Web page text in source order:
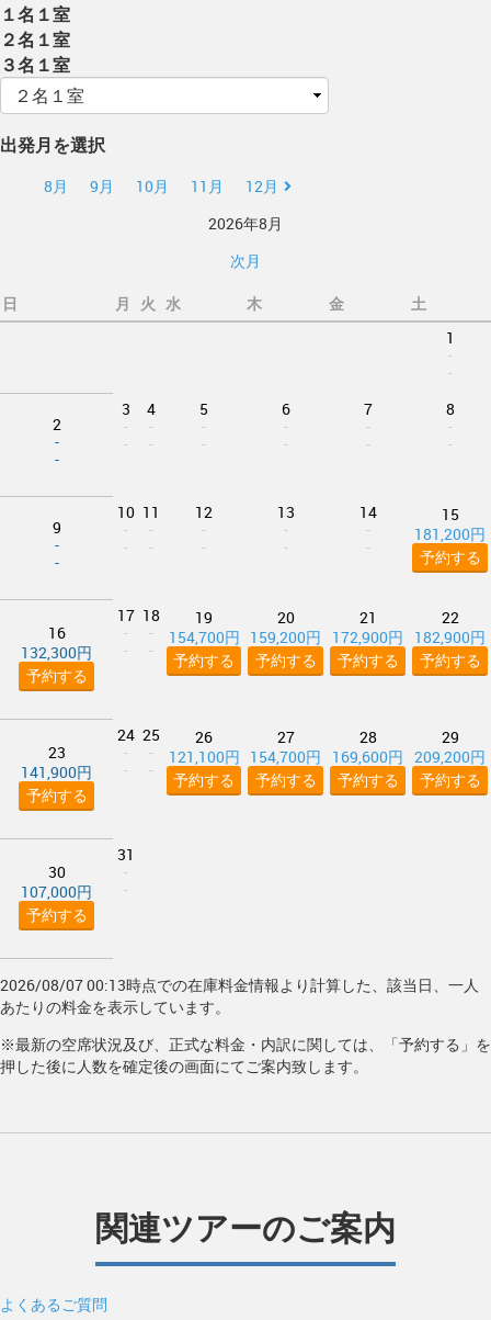
１名１室
２名１室
３名１室
出発月を選択
8月 9月 10月 11月
12月
2026年8月
次月
日 月 火 水 木 金
土
1
-
-
2
-
-
3
-
-
4
-
-
5
-
-
6
-
-
7
-
-
8
-
-
9
-
-
10
-
-
11
-
-
12
-
-
13
-
-
14
-
-
15
181,200円
予約する
16
132,300円
予約する
17
-
-
18
-
-
19
154,700円
予約する
20
159,200円
予約する
21
172,900円
予約する
22
182,900円
予約する
23
141,900円
予約する
24
-
-
25
-
-
26
121,100円
予約する
27
154,700円
予約する
28
169,600円
予約する
29
209,200円
予約する
30
107,000円
予約する
31
-
-
2026/08/07 00:13時点での在庫料金情報より計算した、該当日、一人
あたりの料金を表示しています。
※最新の空席状況及び、正式な料金・内訳に関しては、「予約する」を
押した後に人数を確定後の画面にてご案内致します。
関連ツアーのご案内
よくあるご質問